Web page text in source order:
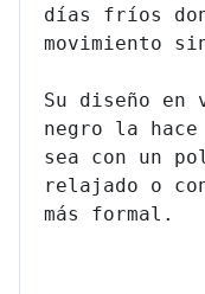
días fríos
movimiento
Su diseño en
negro la
sea con un
relajado o
más formal.